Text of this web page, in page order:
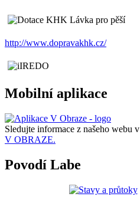
http://www.dopravakhk.cz/
Mobilní aplikace
Sledujte informace z našeho webu v
V OBRAZE.
Povodí Labe